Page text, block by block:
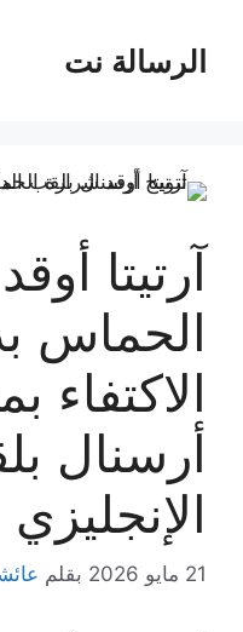
المحتوىالرسالة نت
آرتيتا
الحماس
الاكتفاء
أرسنال
الإنجليزي
21 مايو 2026 بقلم